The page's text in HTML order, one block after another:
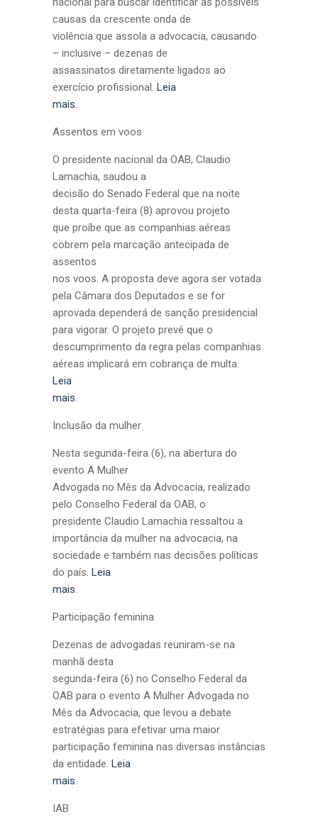
causas da crescente onda de
violência que assola a advocacia, causando
– inclusive – dezenas de
assassinatos diretamente ligados ao
exercício profissional. Leia
mais.
Assentos em voos
O presidente nacional da OAB, Claudio
Lamachia, saudou a
decisão do Senado Federal que na noite
desta quarta-feira (8) aprovou projeto
que proíbe que as companhias aéreas
cobrem pela marcação antecipada de
assentos
nos voos. A proposta deve agora ser votada
pela Câmara dos Deputados e se for
aprovada dependerá de sanção presidencial
para vigorar. O projeto prevê que o
descumprimento da regra pelas companhias
aéreas implicará em cobrança de multa.
Leia
mais.
Inclusão da mulher
Nesta segunda-feira (6), na abertura do
evento A Mulher
Advogada no Mês da Advocacia, realizado
pelo Conselho Federal da OAB, o
presidente Claudio Lamachia ressaltou a
importância da mulher na advocacia, na
sociedade e também nas decisões políticas
do país. Leia
mais.
Participação feminina
Dezenas de advogadas reuniram-se na
manhã desta
segunda-feira (6) no Conselho Federal da
OAB para o evento A Mulher Advogada no
Mês da Advocacia, que levou a debate
estratégias para efetivar uma maior
participação feminina nas diversas instâncias
da entidade. Leia
mais.
IAB